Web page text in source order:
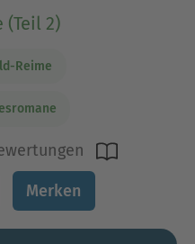
(Teil 2)
Reime
Merken